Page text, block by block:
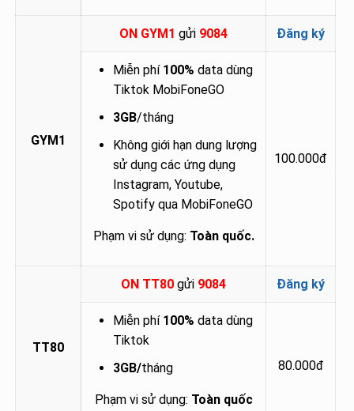
GYM1
ON GYM1gửi 9084 Đăng ký
Miễn phí100% data dùng
Tiktok MobiFoneGO
3GB/tháng
Không giới hạn dung lượng
sử dụng các ứng dụng
Instagram, Youtube,
Spotify qua MobiFoneGO
Phạm vi sử dụng: Toàn quốc.
100.000đ
TT80
ON TT80 gửi 9084 Đăng ký
Miễn phí 100% data dùng
Tiktok
3GB/tháng
Phạm vi sử dụng: Toàn quốc
80.000đ